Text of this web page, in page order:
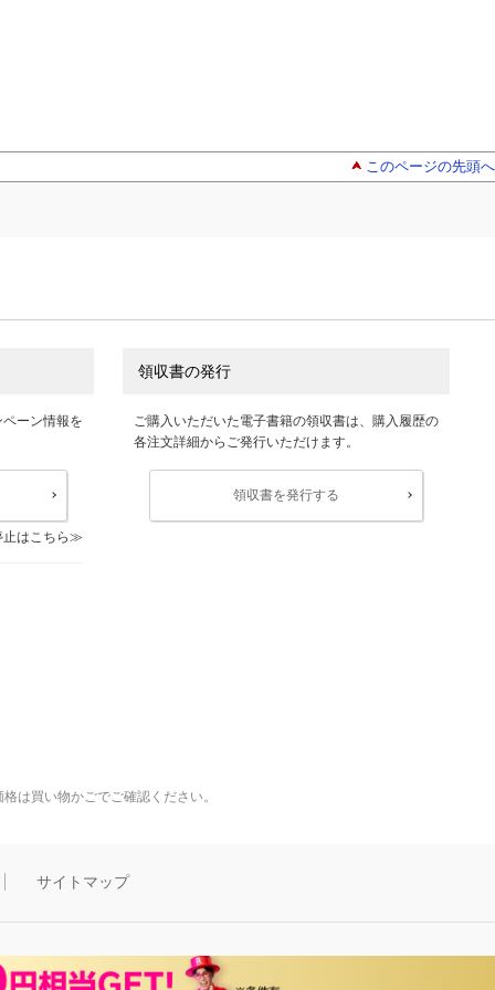
このページの先頭へ
ーン情報を
はこちら
領収書の発行
ご購入いただいた電子書籍の領収書は、購入履歴の
各注文詳細からご発行いただけます。
領収書を発行する
は買い物かごでご確認ください。
サイトマップ